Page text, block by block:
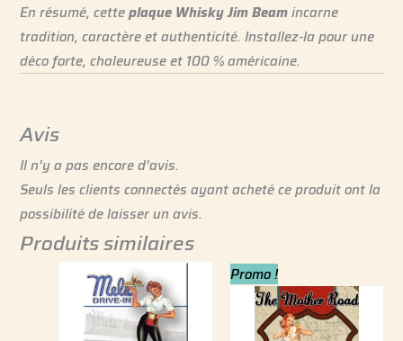
En résumé, cetteplaque Whisky Jim Beamincarne
tradition, caractère et authenticité. Installez-la pour une
déco forte, chaleureuse et 100 % américaine.
Avis
Il n’y a pas encore d’avis.
Seuls les clients connectés ayant acheté ce produit ont la
possibilité de laisser un avis.
Produits similaires
Promo !Le
prix
initial
était :
18.00 €.
prix
actuel
est :
16.00 €.